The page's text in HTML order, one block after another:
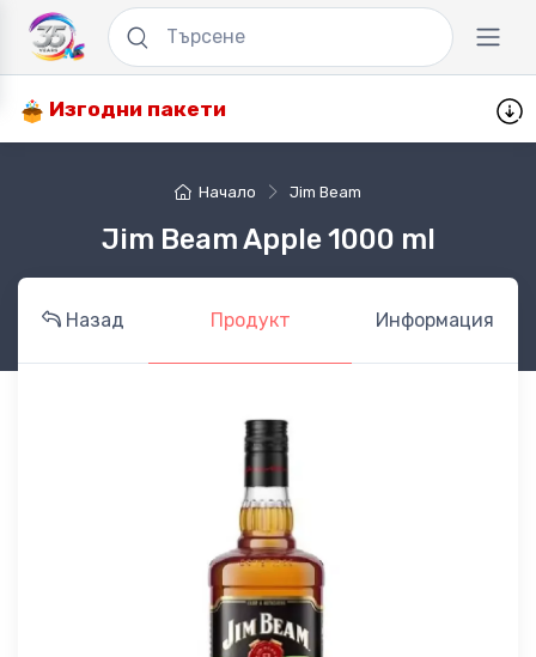
Изгодни пакети
Начало Jim Beam
Jim Beam Apple 1000 ml
Назад Продукт Информация